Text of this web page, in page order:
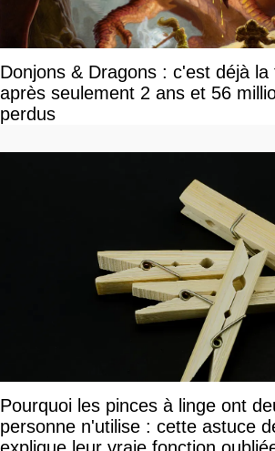
Donjons & Dragons : c'est déjà
après seulement 2 ans et 56
perdus
Pourquoi les pinces à linge ont
personne n'utilise : cette astuce